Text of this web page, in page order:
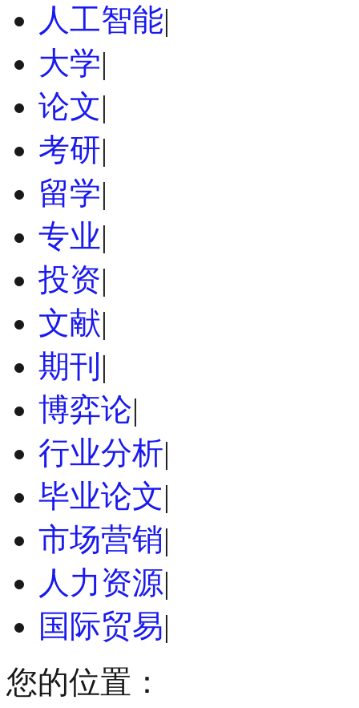
人工智能|
大学|
论文|
考研|
留学|
专业|
投资|
文献|
期刊 |
博弈论|
行业分析|
毕业论文|
市场营销|
人力资源|
国际贸易|
您的位置：